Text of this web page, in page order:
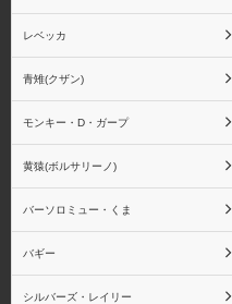
スモーカー
ジュラキュール・ミホー
ク
レベッカ
青雉(クザン)
モンキー・D・ガープ
黄猿(ボルサリーノ)
バーソロミュー・くま
バギー
シルバーズ・レイリー